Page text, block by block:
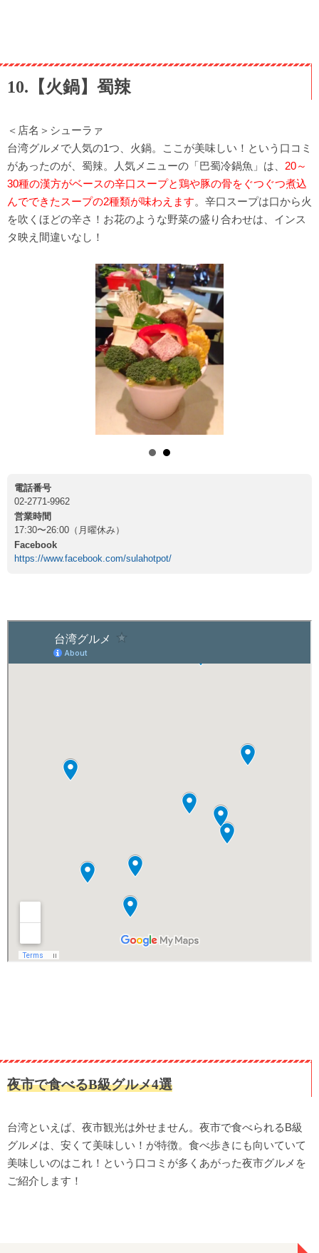
10.【火鍋】蜀辣
＜店名＞シューラァ
台湾グルメで人気の1つ、火鍋。ここが美味しい！という口コミ
があったのが、蜀辣。人気メニューの「巴蜀冷鍋魚」は、 20～
30種の漢方がベースの辛口スープと鶏や豚の骨をぐつぐつ煮込
んでできたスープの2種類が味わえます。辛口スープは口から火
を吹くほどの辛さ！お花のような野菜の盛り合わせは、インス
タ映え間違いなし！
電話番号
02-2771-9962
営業時間
17:30〜26:00（月曜休み）
Facebook
https://www.facebook.com/sulahotpot/
夜市で食べるB級グルメ4選
台湾といえば、夜市観光は外せません。夜市で食べられるB級
グルメは、安くて美味しい！が特徴。食べ歩きにも向いていて
美味しいのはこれ！という口コミが多くあがった夜市グルメを
ご紹介します！